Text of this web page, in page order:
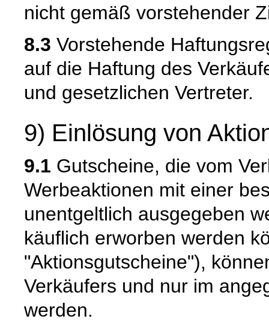
nicht gemäß vorstehender
8.3 Vorstehende
auf die Haftung des
und gesetzlichen Vertreter.
9) Einlösung von
9.1 Gutscheine, die vom
Werbeaktionen mit einer
unentgeltlich ausgegeben
käuflich erworben werden
"Aktionsgutscheine"),
Verkäufers und nur im
werden.